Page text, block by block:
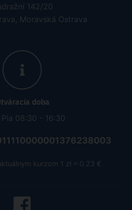
142/20
Moravská Ostrava
doba
08:30 - 16:30
kurzom 1 zł = 0.23 €